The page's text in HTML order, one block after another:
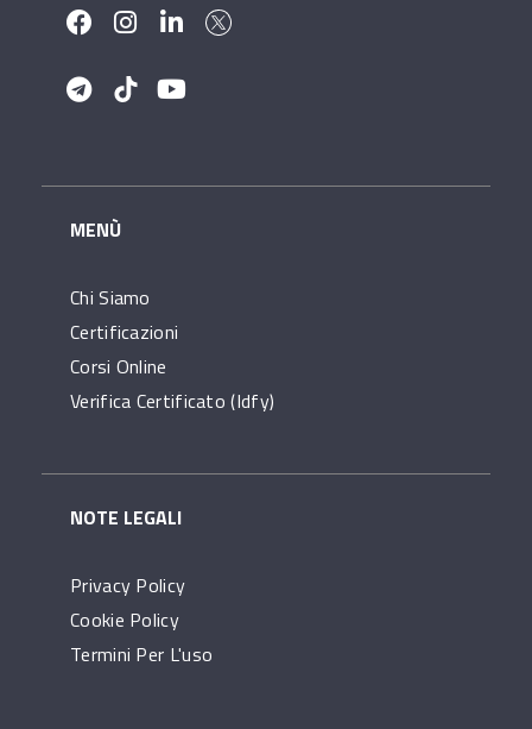
MENÙ
Chi Siamo
Certificazioni
Corsi Online
Verifica Certificato (idfy)
NOTE LEGALI
Privacy Policy
Cookie Policy
Termini Per L'uso